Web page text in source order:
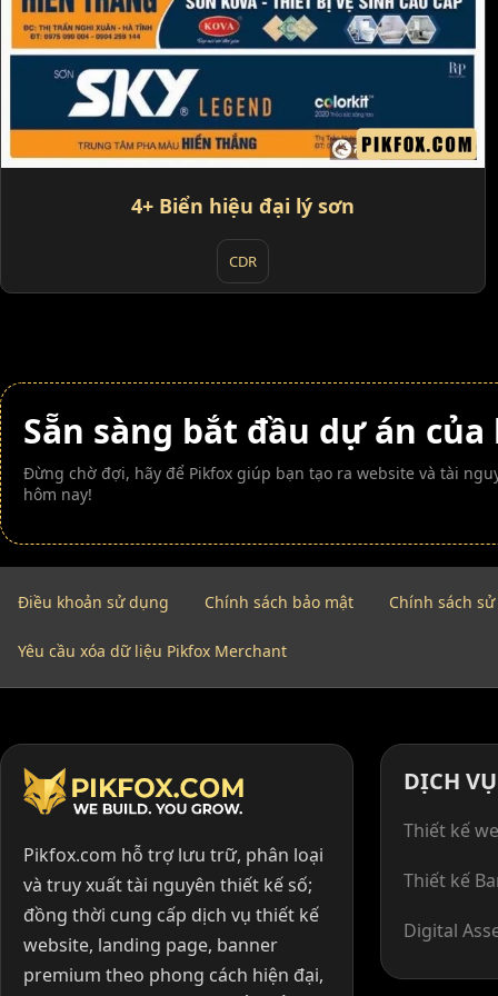
4+ Biển hiệu đại lý sơn
CDR
Sẵn sàng bắt đầu dự án của
Đừng chờ đợi, hãy để Pikfox giúp bạn tạo ra website và tài
hôm nay!
Điều khoản sử dụng Chính sách bảo mật Chính sách
Yêu cầu xóa dữ liệu Pikfox Merchant
Pikfox.com hỗ trợ lưu trữ, phân loại
và truy xuất tài nguyên thiết kế số;
đồng thời cung cấp dịch vụ thiết kế
website, landing page, banner
premium theo phong cách hiện đại,
DỊCH VỤ
Thiết kế
Thiết kế
Digital